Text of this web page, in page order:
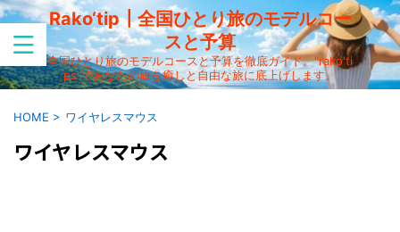
Rako‘tip┃全国ひとり旅のモデルコー
スと予算
全国ひとり旅のモデルコースと予算を徹底ガイド。"rako'ti
ps"であなたの旅を癒しと自由な旅に底上げします。
HOME > ワイヤレスマウス
ワイヤレスマウス